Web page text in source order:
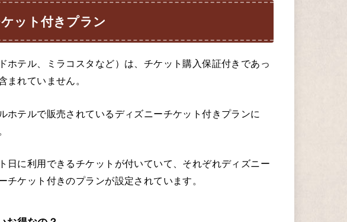
ット付きプラン
ホテル、ミラコスタなど）は、チケット購入保証付きであっ
れていません。
ホテルで販売されているディズニーチケット付きプランに
日に利用できるチケットが付いていて、それぞれディズニー
ケット付きのプランが設定されています。